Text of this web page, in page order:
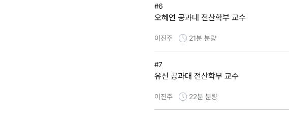
#6
오혜연 공과대 전산학부 교수
이진주 21분 분량
#7
유신 공과대 전산학부 교수
이진주 22분 분량